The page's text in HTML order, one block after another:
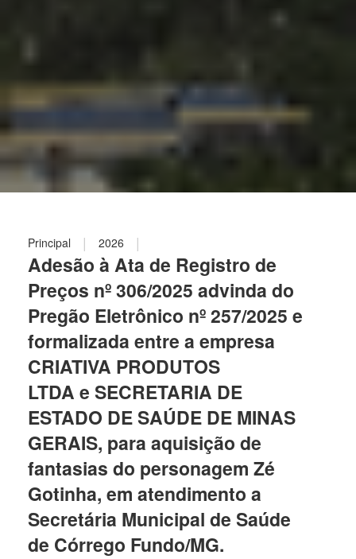
Principal | 2026 |
Adesão à Ata de Registro de
Preços nº 306/2025 advinda do
Pregão Eletrônico nº 257/2025 e
formalizada entre a empresa
CRIATIVA PRODUTOS
LTDA e SECRETARIA DE
ESTADO DE SAÚDE DE MINAS
GERAIS, para aquisição de
fantasias do personagem Zé
Gotinha, em atendimento a
Secretária Municipal de Saúde
de Córrego Fundo/MG.